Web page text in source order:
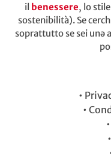
il benessere, lo
sostenibilità). Se
soprattutto se sei unə
•
•
•
•